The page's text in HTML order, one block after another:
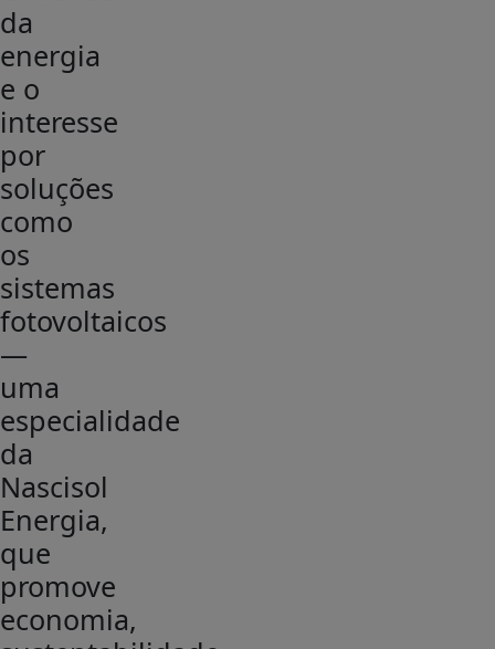
da
energia
e o
interesse
por
soluções
como
os
sistemas
fotovoltaicos
—
uma
especialidade
da
Nascisol
Energia,
que
promove
economia,